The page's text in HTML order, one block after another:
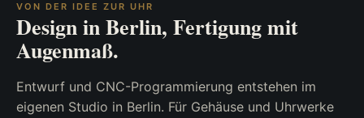
VON DER IDEE ZUR UHR
Design in Berlin, Fertigung mit
Augenmaß.
Entwurf und CNC-Programmierung entstehen im
eigenen Studio in Berlin. Für Gehäuse und Uhrwerke